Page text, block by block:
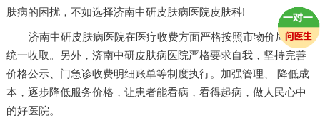
肤病的困扰，不如选择济南中研皮肤病医院皮肤科!
济南中研皮肤病医院在医疗收费方面严格按照市物价局进行
统一收取。另外，济南中研皮肤病医院严格要求自我，坚持完善
价格公示、门急诊收费明细账单等制度执行。加强管理、 降低成
本，逐步降低服务价格，让患者能看病，看得起病，做人民心中
的好医院。